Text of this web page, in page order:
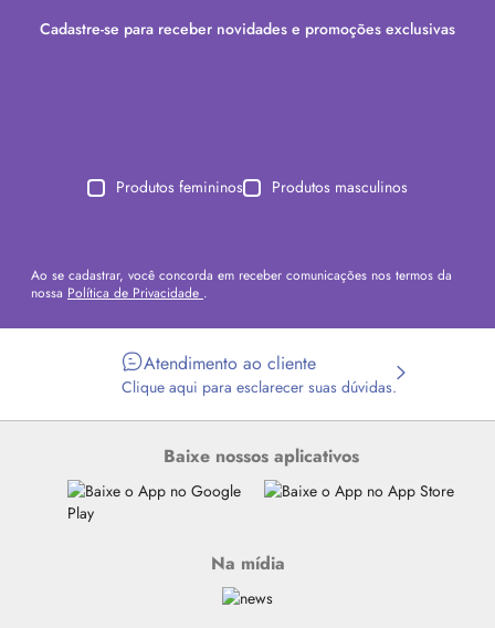
Cadastre-se para receber novidades e promoções exclusivas
Produtos femininos Produtos masculinos
Ao se cadastrar, você concorda em receber comunicações nos termos da
nossa Política de Privacidade .
Atendimento ao cliente
Clique aqui para esclarecer suas dúvidas.
Baixe nossos aplicativos
Na mídia